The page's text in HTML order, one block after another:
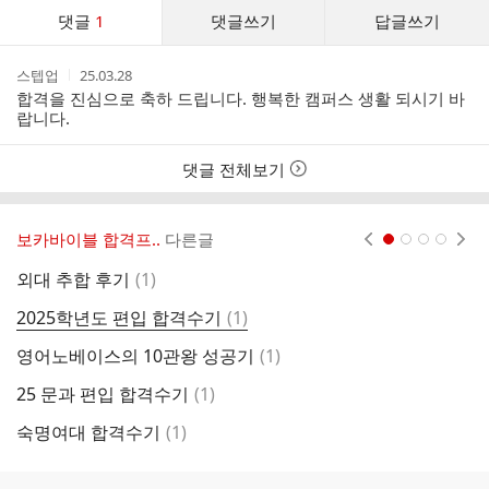
댓글 1 댓글쓰기 답글쓰기
트
작
성
자
스텝업
작
성
시
25.03.28
합격을 진심으로 축하 드립니다. 행복한 캠퍼스 생활 되시기 바
랍니다.
댓글 전체보기
보카바이블 합격프.. 다른글
외대 추합 후기 댓
(1)
2025학년도 편입 합격수기 댓
글
(1)
영어노베이스의 10관왕 성공기 댓
(1)
25 문과 편입 합격수기 댓
(1)
숙명여대 합격수기 댓
(1)